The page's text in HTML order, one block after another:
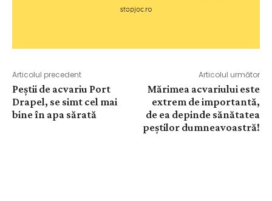
Articolul precedent
Peștii de acvariu Port
Drapel, se simt cel mai
bine în apa sărată
Articolul următor
Mărimea acvariului este
extrem de importantă,
de ea depinde sănătatea
peștilor dumneavoastră!